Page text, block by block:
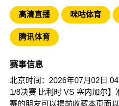
高清直播 咪咕体育
腾讯体育
赛事信息
北京时间：2026年07月02日
1/8决赛 比利时 VS 塞内加尔
赛的朋友可以提前收藏本页面